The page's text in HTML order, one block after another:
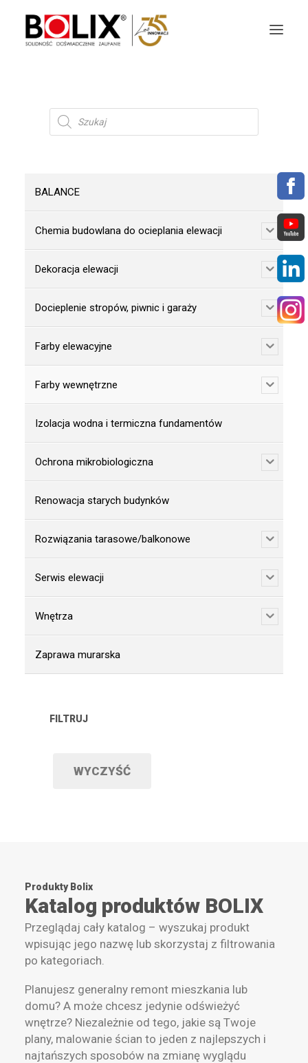
OKŁADZINY ELEWACYJNE
DO POBRANIA
KOLORYSTYKA
NASZE MARKI
WYSZUKIWANIE
STREFA PRACOWNIKA
RECEPTURY ON-LINE
Wyszukiwarka
produktów
BALANCE
Chemia budowlana do ocieplania elewacji
Dekoracja elewacji
Docieplenie stropów, piwnic i garaży
Farby elewacyjne
Farby wewnętrzne
Izolacja wodna i termiczna fundamentów
Ochrona mikrobiologiczna
Renowacja starych budynków
Rozwiązania tarasowe/balkonowe
Serwis elewacji
Wnętrza
Zaprawa murarska
FILTRUJ
WYCZYŚĆ
Produkty Bolix
Katalog produktów BOLIX
Przeglądaj cały katalog – wyszukaj produkt
wpisując jego nazwę lub skorzystaj z filtrowania
po kategoriach.
Planujesz generalny remont mieszkania lub
domu? A może chcesz jedynie odświeżyć
wnętrze? Niezależnie od tego, jakie są Twoje
plany, malowanie ścian to jeden z najlepszych i
najtańszych sposobów na zmianę wyglądu